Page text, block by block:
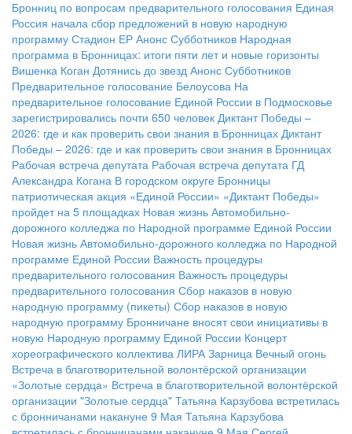
Бронниц по вопросам предварительного голосования Единая
Россия начала сбор предложений в новую народную
программу Стадион ЕР Анонс Субботников Народная
программа в Бронницах: итоги пяти лет и новые горизонты
Вишенка Коган Дотянись до звезд Анонс Субботников
Предварительное голосование Белоусова На
предварительное голосование Единой России в Подмосковье
зарегистрировались почти 650 человек Диктант Победы –
2026: где и как проверить свои знания в Бронницах Диктант
Победы – 2026: где и как проверить свои знания в Бронницах
Рабочая встреча депутата Рабочая встреча депутата ГД
Александра Когана В городском округе Бронницы
патриотическая акция «Единой России» «Диктант Победы»
пройдет на 5 площадках Новая жизнь Автомобильно-
дорожного колледжа по Народной программе Единой России
Новая жизнь Автомобильно-дорожного колледжа по Народной
программе Единой России Важность процедуры
предварительного голосования Важность процедуры
предварительного голосования Сбор наказов в новую
народную программу (пикеты) Сбор наказов в новую
народную программу Бронничане вносят свои инициативы в
новую Народную программу Единой России Концерт
хореографического коллектива ЛИРА Зарница Вечный огонь
Встреча в благотворительной волонтёрской организации
«Золотые сердца» Встреча в благотворительной волонтёрской
организации "Золотые сердца" Татьяна Карзубова встретилась
с бронничанами накануне 9 Мая Татьяна Карзубова